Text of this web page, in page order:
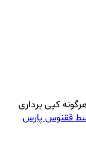
کپی برداری
ققنوس پارس